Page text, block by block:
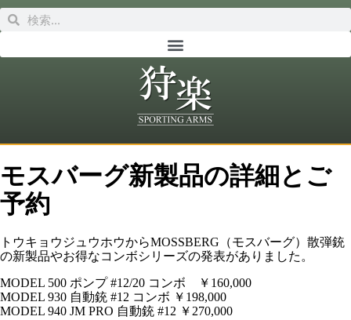
モスバーグ新製品の詳細とご
予約
トウキョウジュウホウからMOSSBERG（モスバーグ）散弾銃
の新製品やお得なコンボシリーズの発表がありました。
MODEL 500 ポンプ #12/20 コンボ ￥160,000
MODEL 930 自動銃 #12 コンボ ￥198,000
MODEL 940 JM PRO 自動銃 #12 ￥270,000